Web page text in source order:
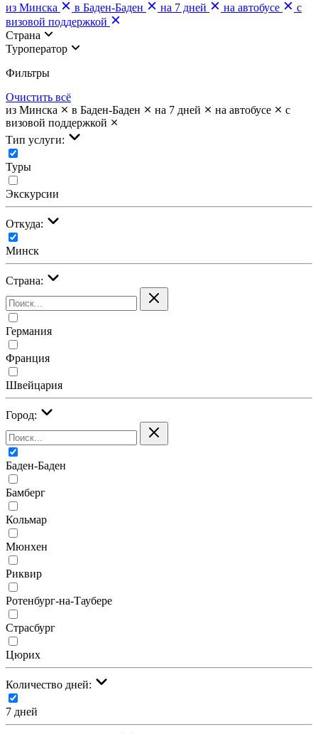
из Минска
в Баден-Баден на 7 дней на автобусе
с
визовой поддержкой
Страна
Туроператор
Фильтры
Очистить всё
из Минска
в Баден-Баден на 7 дней на автобусе
с
визовой поддержкой
Тип услуги:
Туры
Экскурсии
Откуда:
Минск
Страна:
Германия
Франция
Швейцария
Город:
Баден-Баден
Бамберг
Кольмар
Мюнхен
Риквир
Ротенбург-на-Таубере
Страсбург
Цюрих
Количество дней:
7 дней